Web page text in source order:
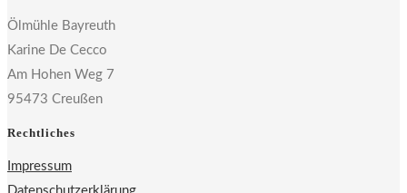
Ölmühle Bayreuth
Karine De Cecco
Am Hohen Weg 7
95473 Creußen
Rechtliches
Impressum